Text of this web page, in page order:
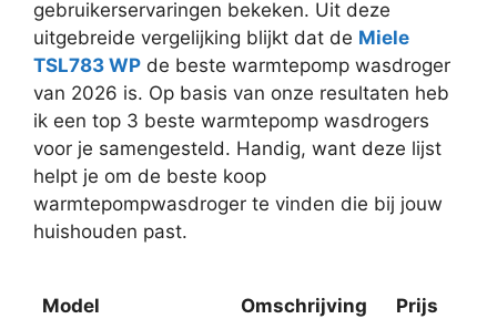
gebruikerservaringen bekeken. Uit deze
uitgebreide vergelijking blijkt dat de Miele
TSL783 WP de beste warmtepomp wasdroger
van 2026 is. Op basis van onze resultaten heb
ik een top 3 beste warmtepomp wasdrogers
voor je samengesteld. Handig, want deze lijst
helpt je om de beste koop
warmtepompwasdroger te vinden die bij jouw
huishouden past.
Model Omschrijving
Prijs